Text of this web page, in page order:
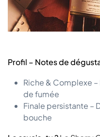
Profil – Notes de
Riche & Complexe
de fumée
Finale persistante –
bouche